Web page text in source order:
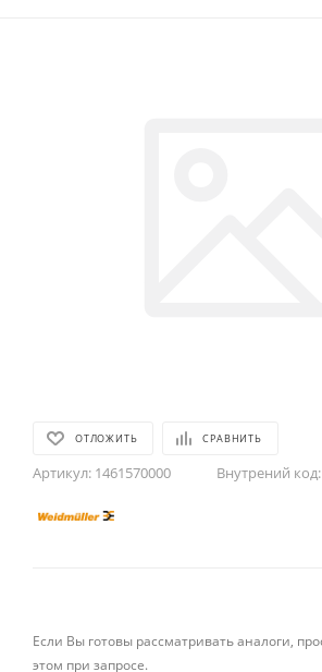
ОТЛОЖИТЬ СРАВНИТЬ
Артикул: 1461570000 Внутрений код:
Если Вы готовы рассматривать аналоги,
этом при запросе.